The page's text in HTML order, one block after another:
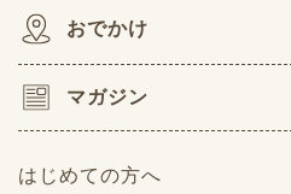
おでかけ
マガジン
はじめての方へ